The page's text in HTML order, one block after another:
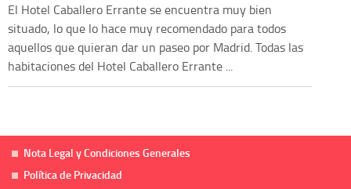
El Hotel Caballero Errante se encuentra muy bien
situado, lo que lo hace muy recomendado para todos
aquellos que quieran dar un paseo por Madrid. Todas las
habitaciones del Hotel Caballero Errante ...
Nota Legal y Condiciones Generales
Política de Privacidad